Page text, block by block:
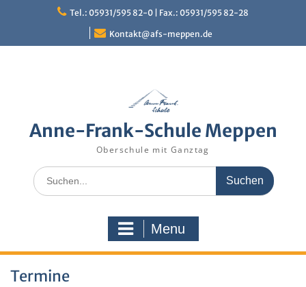
Tel.: 05931/595 82-0 | Fax.: 05931/595 82-28
Kontakt@afs-meppen.de
Anne-Frank-Schule Meppen
Oberschule mit Ganztag
Search
for:
Menu
Termine